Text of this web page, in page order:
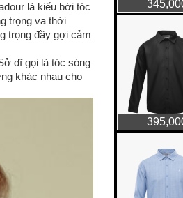
là kiểu bới tóc
trọng va thời
trọng đầy gợi cảm
dĩ gọi là tóc sóng
khác nhau cho